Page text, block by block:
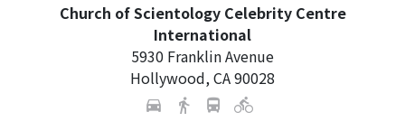
Church of Scientology Celebrity Centre
International
5930 Franklin Avenue
Hollywood,CA90028